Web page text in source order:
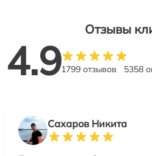
Отзывы
4.91799 отзывов 5358
Сахаров Никита